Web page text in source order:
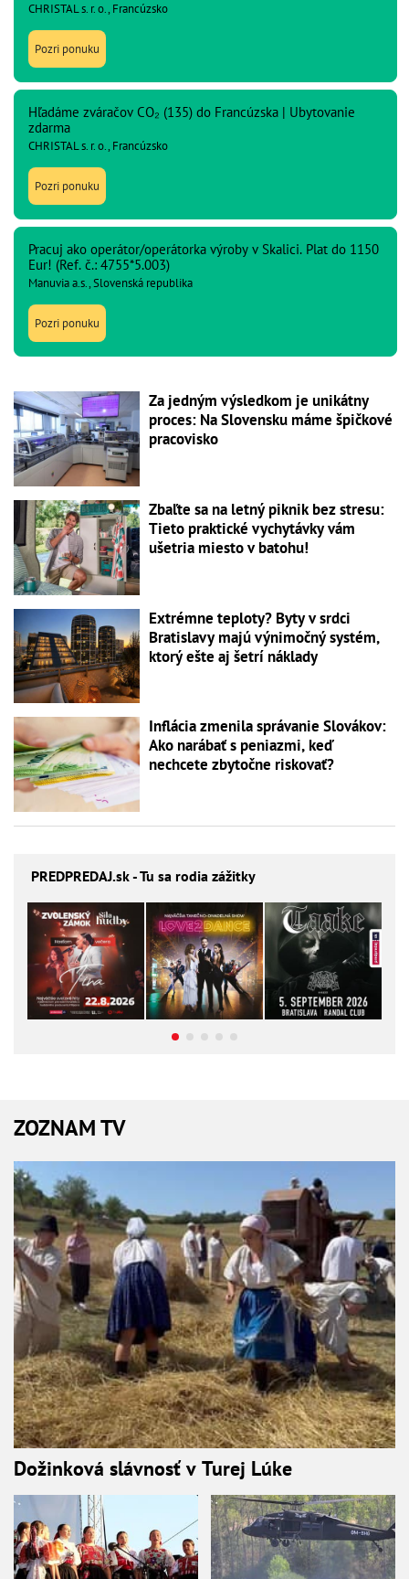
CHRISTAL s. r. o., Francúzsko
Pozri ponuku
Hľadáme zváračov CO₂ (135) do Francúzska | Ubytovanie
zdarma
CHRISTAL s. r. o., Francúzsko
Pozri ponuku
Pracuj ako operátor/operátorka výroby v Skalici. Plat do 1150
Eur! (Ref. č.: 4755*5.003)
Manuvia a.s., Slovenská republika
Pozri ponuku
Za jedným výsledkom je unikátny
proces: Na Slovensku máme špičkové
pracovisko
Zbaľte sa na letný piknik bez stresu:
Tieto praktické vychytávky vám
ušetria miesto v batohu!
Extrémne teploty? Byty v srdci
Bratislavy majú výnimočný systém,
ktorý ešte aj šetrí náklady
Inflácia zmenila správanie Slovákov:
Ako narábať s peniazmi, keď
nechcete zbytočne riskovať?
PREDPREDAJ.sk - Tu sa rodia zážitky
ZOZNAM TV
Dožinková slávnosť v Turej Lúke